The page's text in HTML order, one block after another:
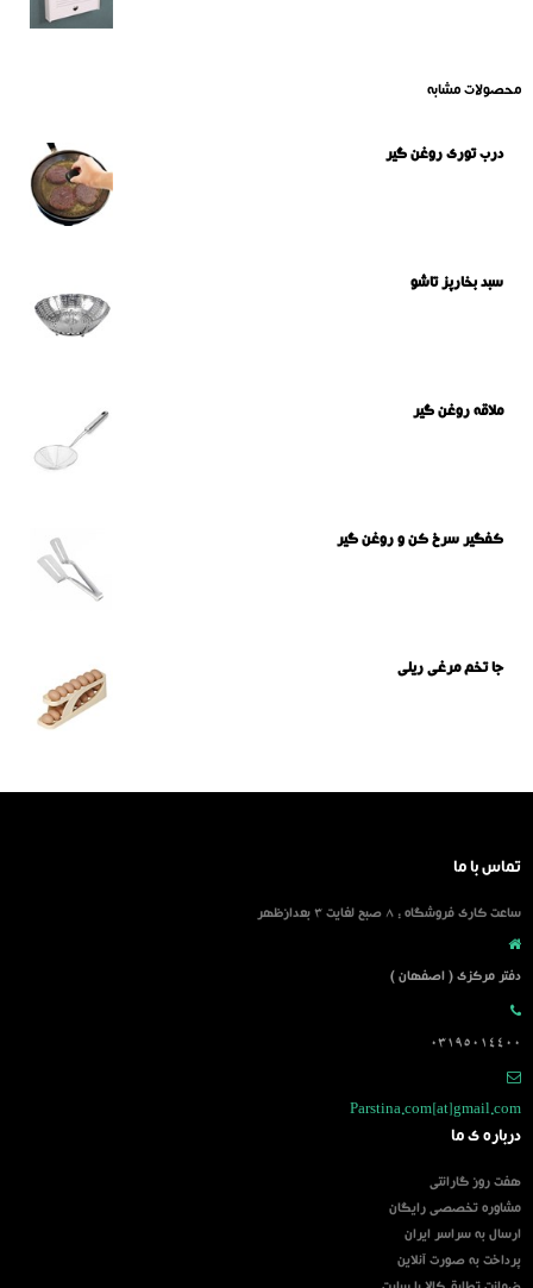
محصولات مشابه
درب توری روغن گیر
سبد بخارپز تاشو
ملاقه روغن گیر
کفگیر سرخ کن و روغن گیر
جا تخم مرغی ریلی
تماس با ما
ساعت کاری فروشگاه : 8 صبح لغایت 3 بعدازظهر
دفتر مرکزی ( اصفهان )
03195014400
Parstina.com[at]gmail.com
درباره ی ما
هفت روز گارانتی
مشاوره تخصصی رایگان
ارسال به سراسر ایران
پرداخت به صورت آنلاین